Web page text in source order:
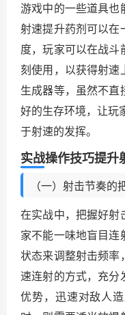
游戏中的一些道具也
射速提升药剂可以在
度，玩家可以在战
刻使用，以获得射速
生成器等，虽然不直
好的生存环境，让玩
于射速的发挥。
实战操作技巧提升
（一）射击节奏的
在实战中，把握好射
家不能一味地盲目
状态来调整射击频率
速连射的方式，充分
优势，迅速对敌人